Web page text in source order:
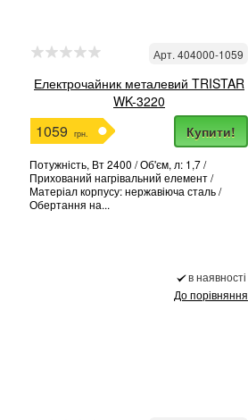
Арт. 404000-1059
Електрочайник металевий TRISTAR
WK-3220
1059 грн. Купити!
Потужність, Вт 2400 / Об'єм, л: 1,7 /
Прихований нагрівальний елемент /
Матеріал корпусу: нержавіюча сталь /
Обертання на...
в наявності
До порівняння